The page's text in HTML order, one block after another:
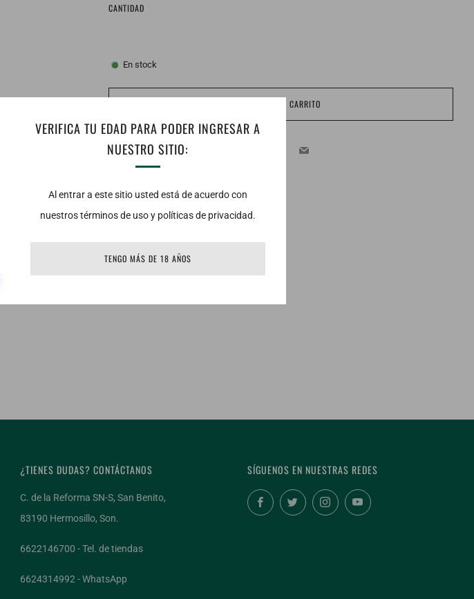
VERIFICA TU EDAD PARA PODER INGRESAR A
NUESTRO SITIO:
Al entrar a este sitio usted está de acuerdo con
nuestros términos de uso y políticas de privacidad.
TENGO MÁS DE 18 AÑOS
¡ÚNETE AL CLUB DE VINO SIN COSTO!
Recibe 3 vinos a la puerta de tu casa mes con mes.
CANTIDAD
En stock
AGREGAR AL CARRITO
Facebook
TwitterEmail
¿TIENES DUDAS? CONTÁCTANOS
C. de la Reforma SN-S, San Benito,
83190 Hermosillo, Son.
6622146700 - Tel. de tiendas
6624314992 - WhatsApp
SÍGUENOS EN NUESTRAS REDES
FacebookTwitterInstagramYouTube